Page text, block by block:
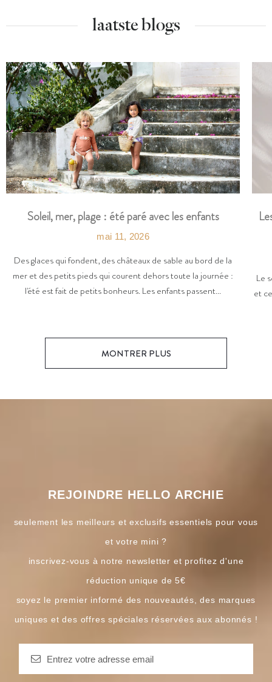
laatste blogs
Soleil, mer, plage : été paré avec les enfants
mai 11, 2026
Des glaces qui fondent, des châteaux de sable au bord de la
mer et des petits pieds qui courent dehors toute la journée :
l'été est fait de petits bonheurs. Les enfants passent...
Le
et
MONTRER PLUS
REJOINDRE HELLO ARCHIE
seulement les meilleurs et exclusifs essentiels pour vous
et votre mini ?
inscrivez-vous à notre newsletter et profitez d'une
réduction unique de 5€
soyez le premier informé des nouveautés, des marques
uniques et des offres spéciales réservées aux abonnés !